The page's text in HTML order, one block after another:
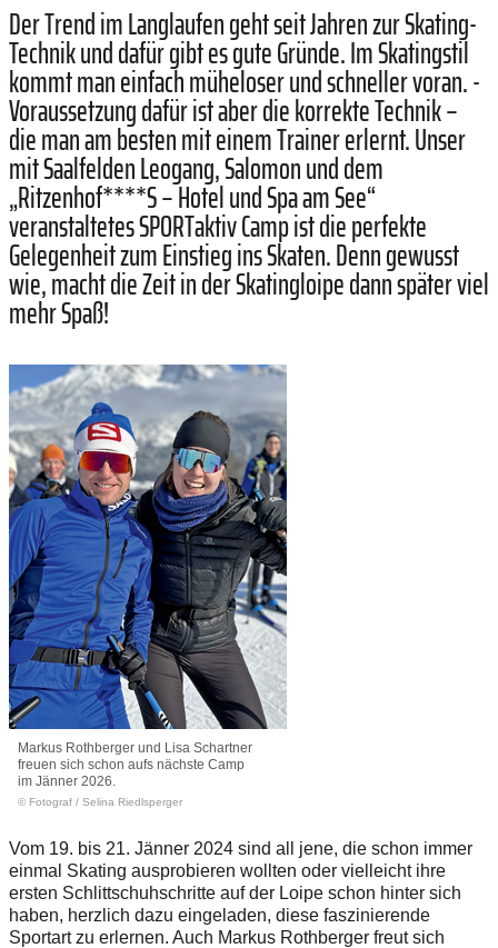
Der Trend im Langlaufen geht seit Jahren zur Skating-
Technik und dafür gibt es gute Gründe. Im Skatingstil
kommt man einfach müheloser und schneller voran. ­
Voraussetzung dafür ist aber die korrekte Technik –
die man am ­besten mit einem Trainer erlernt. ­Unser
mit Saalfelden Leogang, ­Salomon und dem
„Ritzenhof****S – Hotel und Spa am See“
veranstaltetes SPORTaktiv Camp ist die perfekte
Gelegenheit zum Einstieg ins Skaten. Denn gewusst
wie, macht die Zeit in der Skatingloipe dann später viel
mehr Spaß!
Markus Rothberger und Lisa Schartner
freuen sich schon aufs nächste Camp
im Jänner 2026.
© Fotograf / Selina Riedlsperger
Vom 19. bis 21. Jänner 2024 sind all jene, die schon immer
einmal Skating ausprobieren wollten oder vielleicht ihre
ersten Schlittschuhschritte auf der Loipe schon hinter sich
haben, herzlich dazu eingeladen, diese faszinierende
Sportart zu erlernen. Auch Markus Rothberger freut sich